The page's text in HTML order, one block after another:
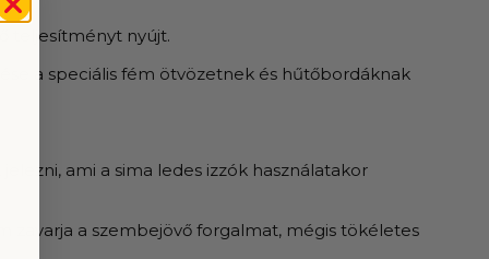
teljesítményt nyújt.
a speciális fém ötvözetnek és hűtőbordáknak
ami a sima ledes izzók használatakor
a szembejövő forgalmat, mégis tökéletes